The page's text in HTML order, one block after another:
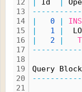
12
13
14
15
16
17
18
19
20
21
|
Id |
|
0 |
|
1 |
|
2 |
Query Block